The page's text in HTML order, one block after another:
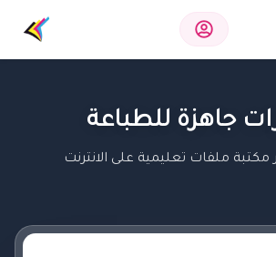
جاهزة للطباعة
ملفات تعليمية على الانترنت